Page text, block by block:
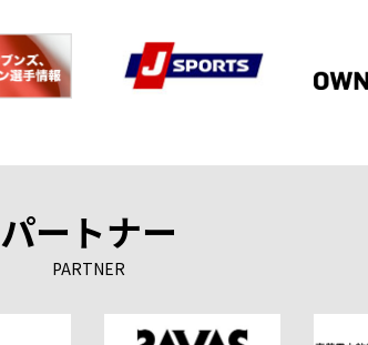
パートナー
PARTNER